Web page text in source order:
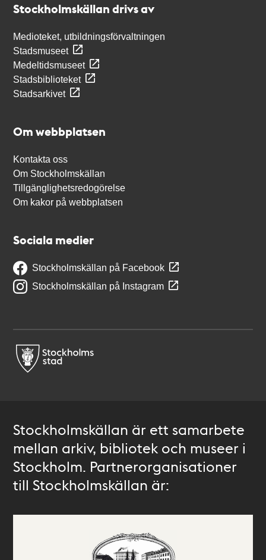
Stockholmskällan drivs av
Medioteket, utbildningsförvaltningen
Stadsmuseet
Medeltidsmuseet
Stadsbiblioteket
Stadsarkivet
Om webbplatsen
Kontakta oss
Om Stockholmskällan
Tillgänglighetsredogörelse
Om kakor på webbplatsen
Sociala medier
Stockholmskällan på Facebook
Stockholmskällan på Instagram
Stockholmskällan är ett samarbete
mellan arkiv, bibliotek och museer i
Stockholm. Partnerorganisationer
till Stockholmskällan är: